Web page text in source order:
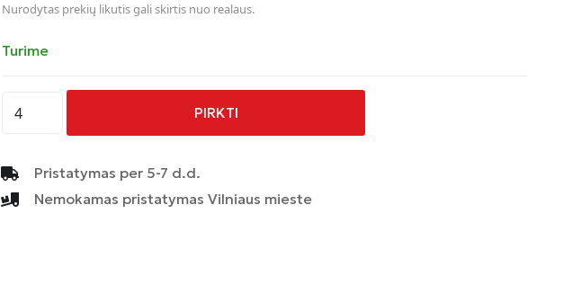
Nurodytas prekių likutis gali skirtis nuo realaus.
Turime
kiekis:
-
AC-
522
PIRKTI
Pristatymas per 5-7 d.d.
Nemokamas pristatymas Vilniaus mieste